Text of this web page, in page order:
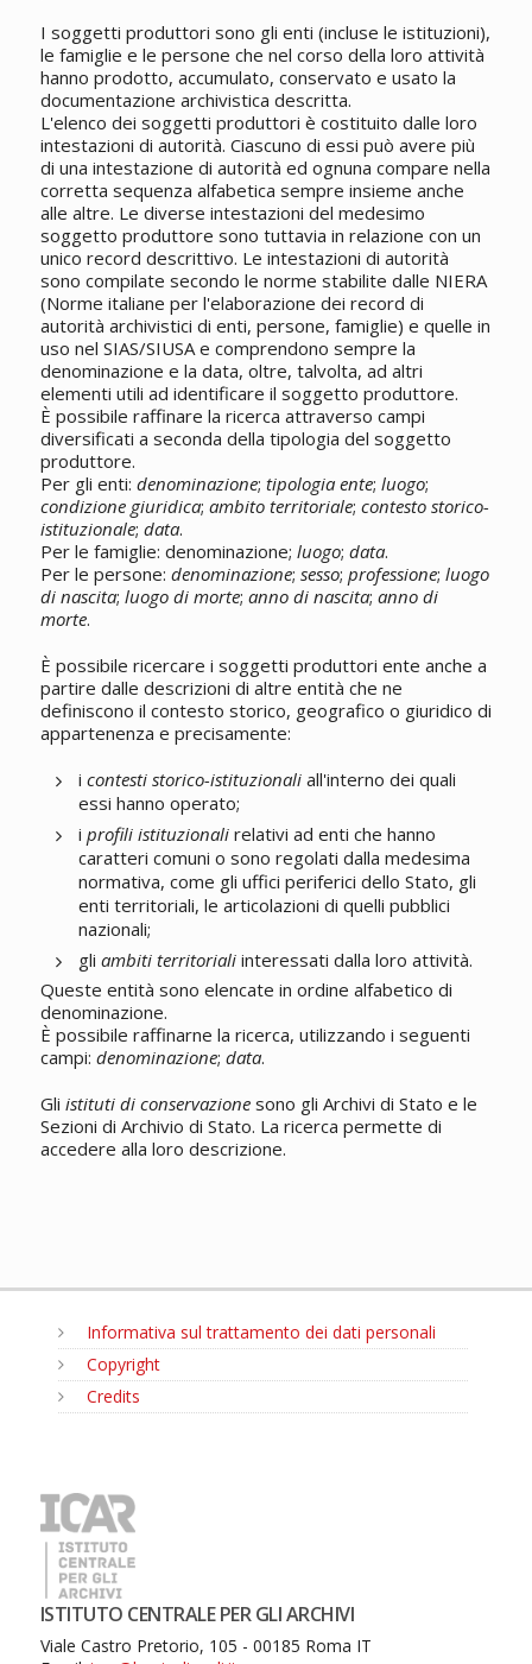
I soggetti produttori sono gli enti (incluse le istituzioni),
le famiglie e le persone che nel corso della loro attività
hanno prodotto, accumulato, conservato e usato la
documentazione archivistica descritta.
L'elenco dei soggetti produttori è costituito dalle loro
intestazioni di autorità. Ciascuno di essi può avere più
di una intestazione di autorità ed ognuna compare nella
corretta sequenza alfabetica sempre insieme anche
alle altre. Le diverse intestazioni del medesimo
soggetto produttore sono tuttavia in relazione con un
unico record descrittivo. Le intestazioni di autorità
sono compilate secondo le norme stabilite dalle NIERA
(Norme italiane per l'elaborazione dei record di
autorità archivistici di enti, persone, famiglie) e quelle in
uso nel SIAS/SIUSA e comprendono sempre la
denominazione e la data, oltre, talvolta, ad altri
elementi utili ad identificare il soggetto produttore.
È possibile raffinare la ricerca attraverso campi
diversificati a seconda della tipologia del soggetto
produttore.
Per gli enti: denominazione; tipologia ente; luogo;
condizione giuridica; ambito territoriale; contesto storico-
istituzionale; data.
Per le famiglie: denominazione; luogo; data.
Per le persone: denominazione; sesso; professione; luogo
di nascita; luogo di morte; anno di nascita; anno di
morte.
È possibile ricercare i soggetti produttori ente anche a
partire dalle descrizioni di altre entità che ne
definiscono il contesto storico, geografico o giuridico di
appartenenza e precisamente:
i contesti storico-istituzionaliall'interno dei quali
essi hanno operato;
i profili istituzionalirelativi ad enti che hanno
caratteri comuni o sono regolati dalla medesima
normativa, come gli uffici periferici dello Stato, gli
enti territoriali, le articolazioni di quelli pubblici
nazionali;
gli ambiti territorialiinteressati dalla loro attività.
Queste entità sono elencate in ordine alfabetico di
denominazione.
È possibile raffinarne la ricerca, utilizzando i seguenti
campi: denominazione; data.
Gli istituti di conservazionesono gli Archivi di Stato e le
Sezioni di Archivio di Stato. La ricerca permette di
accedere alla loro descrizione.
Informativa sul trattamento dei dati personali
Copyright
Credits
ISTITUTO CENTRALE PER GLI ARCHIVI
Viale Castro Pretorio, 105 - 00185 Roma IT